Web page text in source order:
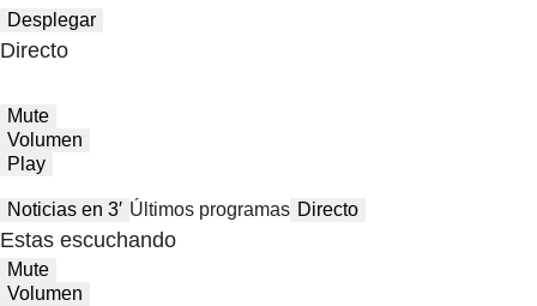
Desplegar
Directo
Mute
Volumen
Play
Noticias en 3′ Últimos programas Directo
Estas escuchando
Mute
Volumen